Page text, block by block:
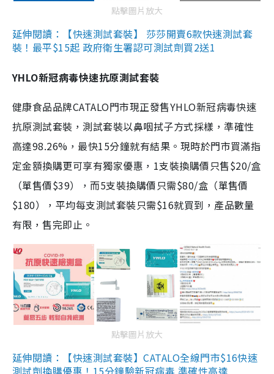
點擊圖片放大
延伸閱讀：【快速測試套裝】 莎莎開賣6款快速測試套
裝！最平$15起 政府衛生署認可測試劑買2送1
YHLO新冠病毒快速抗原測試套裝
健康食品品牌CATALO門市現正發售YHLO新冠病毒快速
抗原測試套裝，測試套裝以鼻咽拭子方式採樣，準確性
高達98.26%，最快15分鐘就有結果。現時於門市買滿指
定金額換購更可享有獨家優惠，1支裝換購價只售$20/盒
（單售價$39），而5支裝換購價只需$80/盒（單售價
$180），平均每支測試套裝只需$16就買到，產品數量
有限，售完即止。
點擊圖片放大
延伸閱讀：【快速測試套裝】CATALO全線門市$16快速
測試劑換購優惠！15分鐘驗新冠病毒 準確性高達